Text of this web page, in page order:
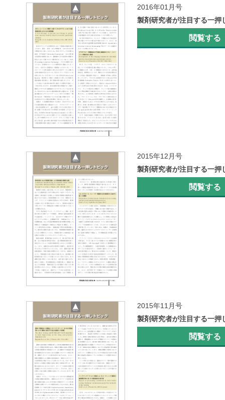
2016年01月号
製剤研究者が注目する一押
閲覧する
2015年12月号
製剤研究者が注目する一押
閲覧する
2015年11月号
製剤研究者が注目する一押
閲覧する